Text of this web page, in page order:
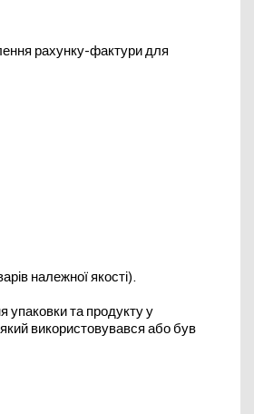
рахунку-фактури для
належної якості).
упаковки та продукту у
використовувався або був